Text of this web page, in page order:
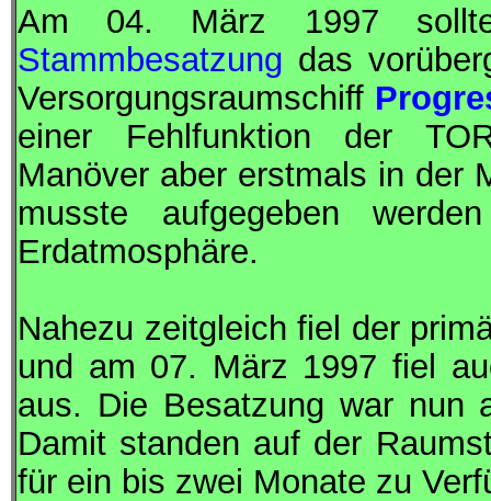
Am 04. März 1997
Stammbesatzung das
Versorgungsraumschiff
einer Fehlfunktion der
Manöver aber erstmals in der
musste aufgegeben
Erdatmosphäre.
Nahezu zeitgleich fiel der
und am 07. März 1997 fiel
aus. Die Besatzung war nun
Damit standen auf der
für ein bis zwei Monate zu